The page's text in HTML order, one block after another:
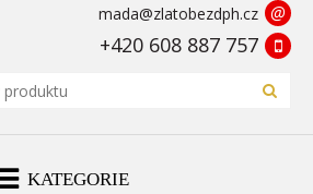
mada@zlatobezdph.cz @
+420 608 887 757
KATEGORIE